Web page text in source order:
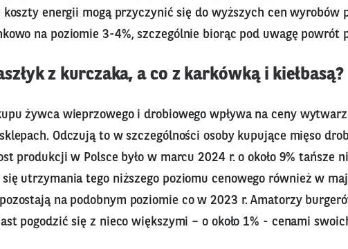
koszty energii mogą przyczynić się do wyższych cen wyrobów
na poziomie 3-4%, szczególnie biorąc pod uwagę powrót
z kurczaka, a co z karkówką i kiełbasą?
żywca wieprzowego i drobiowego wpływa na ceny
Odczują to w szczególności osoby kupujące mięso
produkcji w Polsce było w marcu 2024 r. o około 9% tańsze
utrzymania tego niższego poziomu cenowego również w
na podobnym poziomie co w 2023 r. Amatorzy
pogodzić się z nieco większymi – o około 1% - cenami